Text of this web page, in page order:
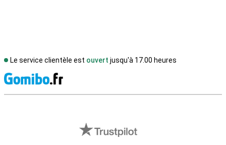
Le service clientèle est ouvert jusqu'à 17.00 heures